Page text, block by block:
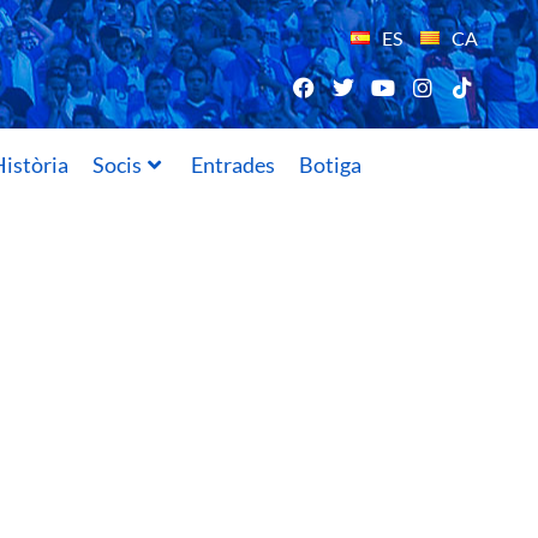
ES CA
Socis Entrades Botiga